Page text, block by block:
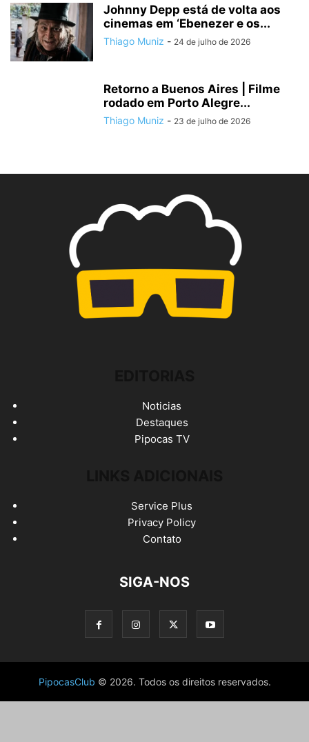
Johnny Depp está de volta aos
cinemas em ‘Ebenezer e os...
Thiago Muniz - 24 de julho de 2026
Retorno a Buenos Aires | Filme
rodado em Porto Alegre...
Thiago Muniz - 23 de julho de 2026
Noticias
Destaques
Pipocas TV
Service Plus
Privacy Policy
Contato
SIGA-NOS
PipocasClub © 2026. Todos os direitos reservados.